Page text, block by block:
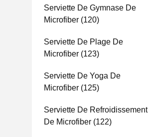
Serviette De Gymnase De
Microfiber (120)
Serviette De Plage De
Microfiber (123)
Serviette De Yoga De
Microfiber (125)
Serviette De Refroidissement
De Microfiber (122)